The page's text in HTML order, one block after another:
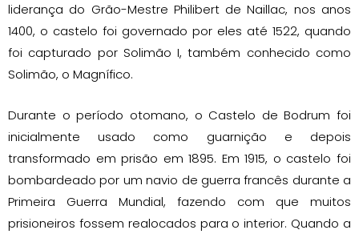
liderança do Grão-Mestre Philibert de Naillac, nos anos
1400, o castelo foi governado por eles até 1522, quando
foi capturado por Solimão I, também conhecido como
Solimão, o Magnífico.
Durante o período otomano, o Castelo de Bodrum foi
inicialmente usado como guarnição e depois
transformado em prisão em 1895. Em 1915, o castelo foi
bombardeado por um navio de guerra francês durante a
Primeira Guerra Mundial, fazendo com que muitos
prisioneiros fossem realocados para o interior. Quando a